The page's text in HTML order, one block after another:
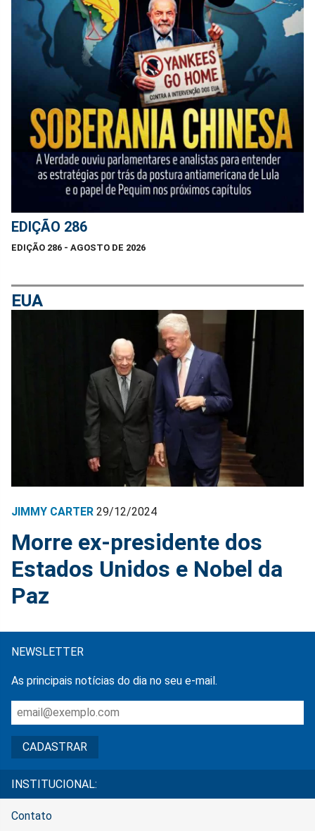
EDIÇÃO 286
EDIÇÃO 286 - AGOSTO DE 2026
EUA
JIMMY CARTER 29/12/2024
Morre ex-presidente dos
Estados Unidos e Nobel da
Paz
NEWSLETTER
As principais notícias do dia no seu e-mail.
INSTITUCIONAL:
Contato